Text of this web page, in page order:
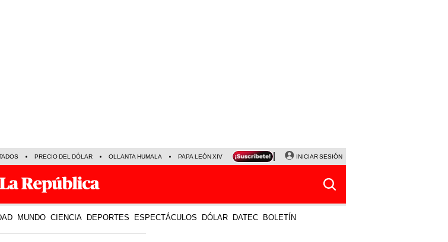
PRECIO DEL DÓLAR OLLANTA HUMALA PAPA LEÓN XIV NALDY SALDAÑA LA BELLA LUZ
INICIAR SESIÓN
MUNDO CIENCIA DEPORTES ESPECTÁCULOS DÓLAR DATEC BOLETÍN